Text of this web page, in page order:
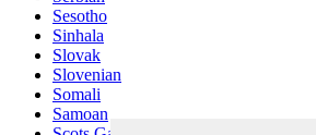
Sesotho
Sinhala
Slovak
Slovenian
Somali
Samoan